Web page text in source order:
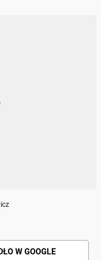
W GOOGLE